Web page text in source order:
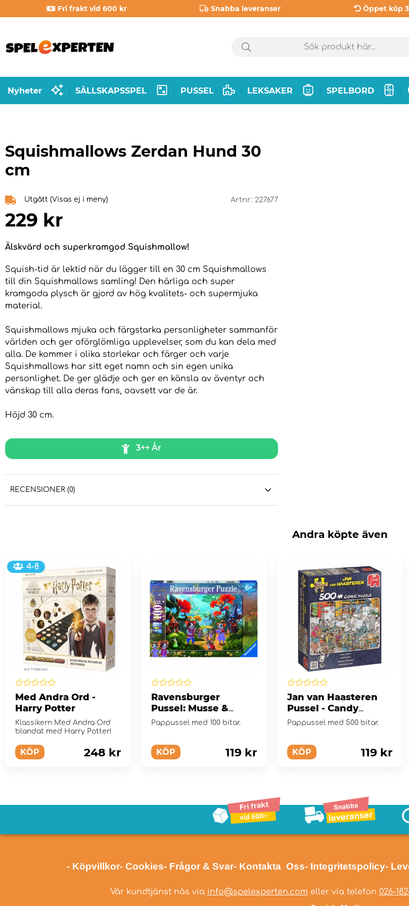
Fri frakt vid 600 kr Snabba leveranser Öppet köp
Nyheter SÄLLSKAPSSPEL PUSSEL LEKSAKER SPELBORD
Squishmallows Zerdan Hund 30
cm
Utgått (Visas ej i meny) Artnr: 227677
229 kr
Älskvärd och superkramgod Squishmallow!
Squish-tid är lektid när du lägger till en 30 cm Squishmallows
till din Squishmallows samling! Den härliga och super
kramgoda plysch är gjord av hög kvalitets- och supermjuka
material.
Squishmallows mjuka och färgstarka personligheter sammanför
världen och ger oförglömliga upplevelser, som du kan dela med
alla. De kommer i olika storlekar och färger och varje
Squishmallows har sitt eget namn och sin egen unika
personlighet. De ger glädje och ger en känsla av äventyr och
vänskap till alla deras fans, oavsett var de är.
Höjd 30 cm.
3++ År
RECENSIONER (0)
Andra köpte även
4-8
Med Andra Ord -
Harry Potter
Klassikern Med Andra Ord
blandat med Harry Potter!
KÖP 248 kr
Ravensburger
Pussel: Musse &
Helium 100 Bitar XXL
Pappussel med 100 bitar.
KÖP 119 kr
Jan van Haasteren
Pussel - Candy
Factory 500 bitar
Pappussel med 500 bitar.
KÖP 119 kr
- Köpvillkor- Cookies- Frågor & Svar- Kontakta Oss- Integritetspolicy-
Vår kundtjänst nås via info@spelexperten.com eller via telefon 026-